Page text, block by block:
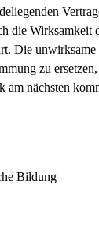
die Wirksamkeit
Die
zu
am nächsten
Bildung